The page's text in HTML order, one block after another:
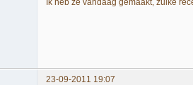
Ik heb ze vandaag gemaakt, zulke
23-09-2011 19:07